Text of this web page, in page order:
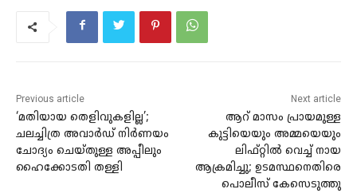
Previous article
‘മതിയായ തെളിവുകളില്ല’;
ചലച്ചിത്ര അവാർഡ് നിർണയം
ചോദ്യം ചെയ്തുള്ള അപ്പീലും
ഹൈക്കോടതി തള്ളി
Next article
ആറ് മാസം പ്രായമുള്ള
കുട്ടിയെയും അമ്മയെയും
ലിഫ്റ്റിൽ വെച്ച് നായ
ആക്രമിച്ചു; ഉടമസ്ഥനെതിരെ
പൊലീസ് കേസെടുത്തു